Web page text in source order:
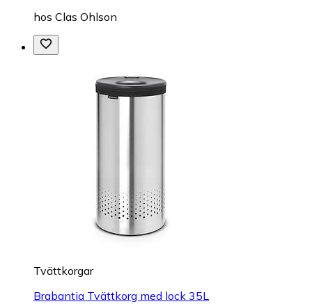
hos Clas Ohlson
Tvättkorgar
Brabantia Tvättkorg med lock 35L